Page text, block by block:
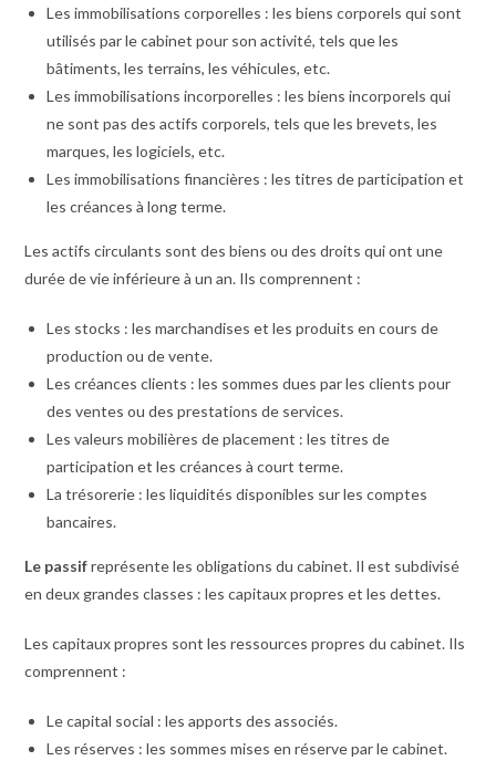
Les immobilisations corporelles : les biens corporels qui sont
utilisés par le cabinet pour son activité, tels que les
bâtiments, les terrains, les véhicules, etc.
Les immobilisations incorporelles : les biens incorporels qui
ne sont pas des actifs corporels, tels que les brevets, les
marques, les logiciels, etc.
Les immobilisations financières : les titres de participation et
les créances à long terme.
Les actifs circulants sont des biens ou des droits qui ont une
durée de vie inférieure à un an. Ils comprennent :
Les stocks : les marchandises et les produits en cours de
production ou de vente.
Les créances clients : les sommes dues par les clients pour
des ventes ou des prestations de services.
Les valeurs mobilières de placement : les titres de
participation et les créances à court terme.
La trésorerie : les liquidités disponibles sur les comptes
bancaires.
Le passifreprésente les obligations du cabinet. Il est subdivisé
en deux grandes classes : les capitaux propres et les dettes.
Les capitaux propres sont les ressources propres du cabinet. Ils
comprennent :
Le capital social : les apports des associés.
Les réserves : les sommes mises en réserve par le cabinet.